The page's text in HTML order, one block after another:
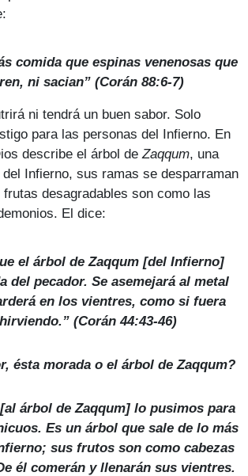
comida que espinas venenosas que
ni sacian” (Corán 88:6-7)
ni tendrá un buen sabor. Solo
para las personas del Infierno. En
describe el árbol deZaqqum, una
Infierno, sus ramas se desparraman
frutas desagradables son como las
El dice:
el árbol de Zaqqum [del Infierno]
del pecador. Se asemejará al metal
en los vientres, como si fuera
(Corán 44:43-46)
ésta morada o el árbol de Zaqqum?
árbol de Zaqqum] lo pusimos para
Es un árbol que sale de lo más
sus frutos son como cabezas
él comerán y llenarán sus vientres.